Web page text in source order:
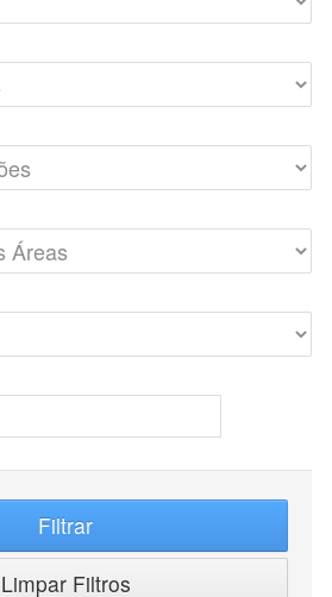
Filtrar
Limpar Filtros